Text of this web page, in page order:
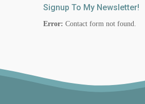
Signup To My Newsletter!
Error: Contact form not found.